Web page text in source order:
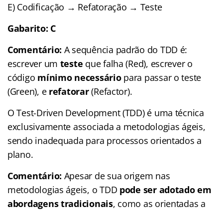
E) Codificação → Refatoração → Teste
Gabarito: C
Comentário: A sequência padrão do TDD é:
escrever um teste que falha (Red), escrever o
código mínimo necessáriopara passar o teste
(Green), e refatorar(Refactor).
O Test-Driven Development (TDD) é uma técnica
exclusivamente associada a metodologias ágeis,
sendo inadequada para processos orientados a
plano.
Comentário: Apesar de sua origem nas
metodologias ágeis, o TDD pode ser adotado em
abordagens tradicionais, como as orientadas a